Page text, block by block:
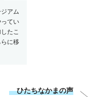
アム
てい
たこ
に移
ひたちなかまの声